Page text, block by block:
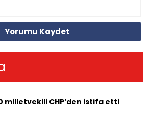
Yorumu Kaydet
milletvekili CHP’den istifa etti